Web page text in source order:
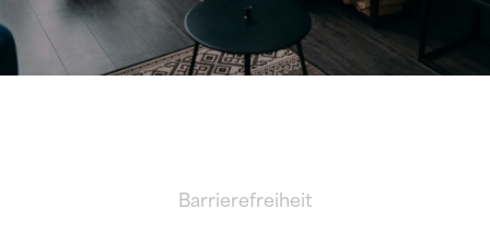
Barrierefreiheit